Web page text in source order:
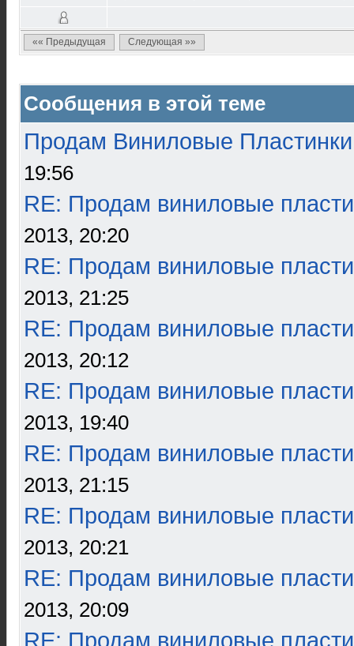
«« Предыдущая Следующая »»
Сообщения в этой теме
Продам Виниловые Пластинки
19:56
RE: Продам виниловые
2013, 20:20
RE: Продам виниловые
2013, 21:25
RE: Продам виниловые
2013, 20:12
RE: Продам виниловые
2013, 19:40
RE: Продам виниловые
2013, 21:15
RE: Продам виниловые
2013, 20:21
RE: Продам виниловые
2013, 20:09
RE: Продам виниловые